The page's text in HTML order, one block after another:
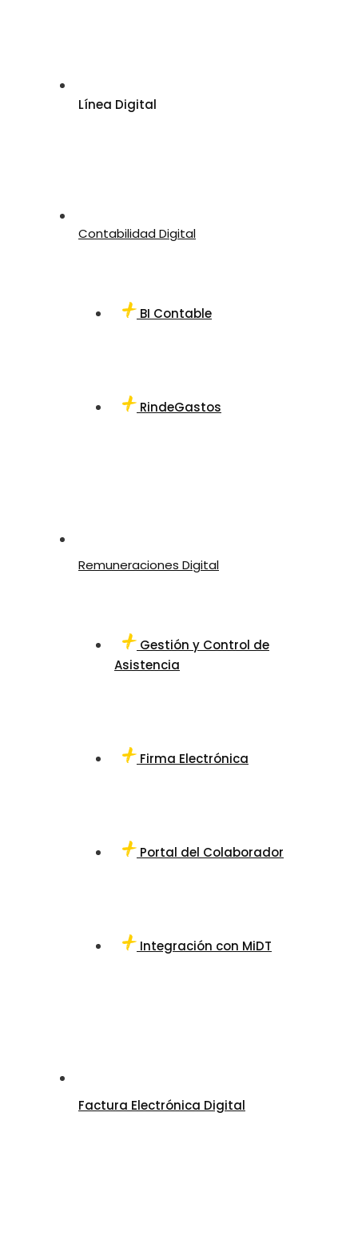
Línea Digital
Contabilidad Digital
BI Contable
RindeGastos
Remuneraciones Digital
Gestión y Control de
Asistencia
Firma Electrónica
Portal del Colaborador
Integración con MiDT
Factura Electrónica Digital